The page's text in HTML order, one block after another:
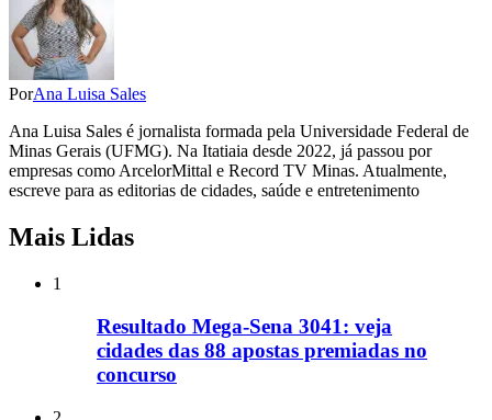
PorAna Luisa Sales
Ana Luisa Sales é jornalista formada pela Universidade Federal de
Minas Gerais (UFMG). Na Itatiaia desde 2022, já passou por
empresas como ArcelorMittal e Record TV Minas. Atualmente,
escreve para as editorias de cidades, saúde e entretenimento
Mais Lidas
1
Resultado Mega-Sena 3041: veja
cidades das 88 apostas premiadas no
concurso